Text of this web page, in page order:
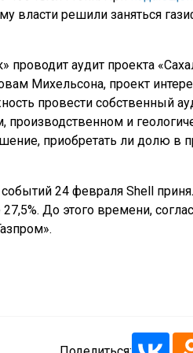
власти решили заняться
проводит аудит проекта
Михельсона, проект
провести собственный
производственном и
приобретать ли долю в
24 февраля Shell
До этого времени,